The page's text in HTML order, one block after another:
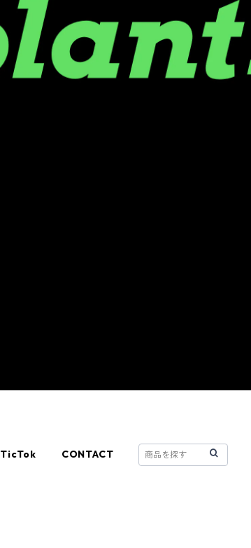
TicTok CONTACT